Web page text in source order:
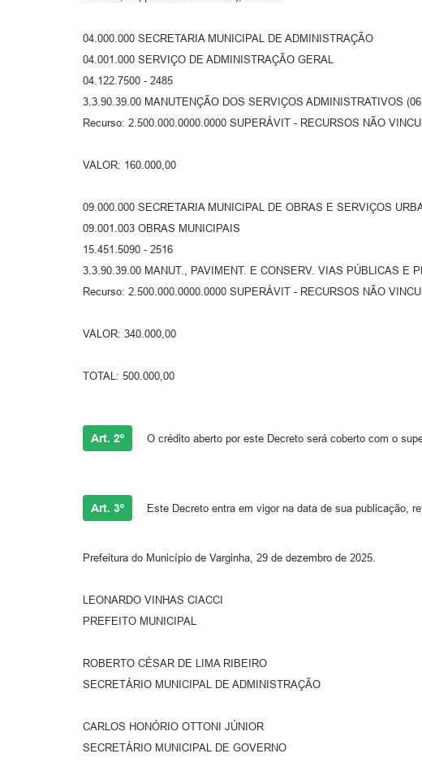
04.000.000 SECRETARIA MUNICIPAL DE ADMINISTRAÇÃO
04.001.000 SERVIÇO DE ADMINISTRAÇÃO GERAL
04.122.7500 - 2485
3.3.90.39.00 MANUTENÇÃO DOS SERVIÇOS ADMINISTRATIVOS
Recurso: 2.500.000.0000.0000 SUPERÁVIT - RECURSOS NÃO
VALOR: 160.000,00
09.000.000 SECRETARIA MUNICIPAL DE OBRAS E SERVIÇOS
09.001.003 OBRAS MUNICIPAIS
15.451.5090 - 2516
3.3.90.39.00 MANUT., PAVIMENT. E CONSERV. VIAS PÚBLICAS E
Recurso: 2.500.000.0000.0000 SUPERÁVIT - RECURSOS NÃO
VALOR: 340.000,00
TOTAL: 500.000,00
Art. 2º O crédito aberto por este Decreto será coberto com o
Art. 3º Este Decreto entra em vigor na data de sua publicação,
Prefeitura do Município de Varginha, 29 de dezembro de 2025.
LEONARDO VINHAS CIACCI
PREFEITO MUNICIPAL
ROBERTO CÉSAR DE LIMA RIBEIRO
SECRETÁRIO MUNICIPAL DE ADMINISTRAÇÃO
CARLOS HONÓRIO OTTONI JÚNIOR
SECRETÁRIO MUNICIPAL DE GOVERNO